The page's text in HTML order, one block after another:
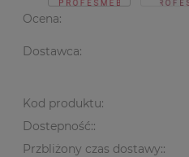
Ocena:
Dostawca:
Kod produktu:
Dostepność::
Przbliżony czas dostawy::